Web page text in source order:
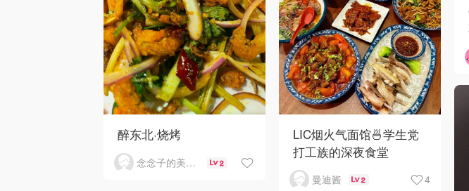
醉东北·烧烤
念念子的美食分享 2
LIC烟火气面馆🍜学生党
打工族的深夜食堂
曼迪酱 2 4